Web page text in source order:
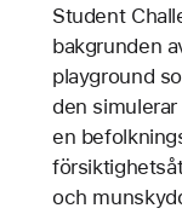
Student
bakgrunden
playground
den
en
och